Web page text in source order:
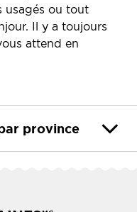
usagés ou tout
Il y a toujours
attend en
province